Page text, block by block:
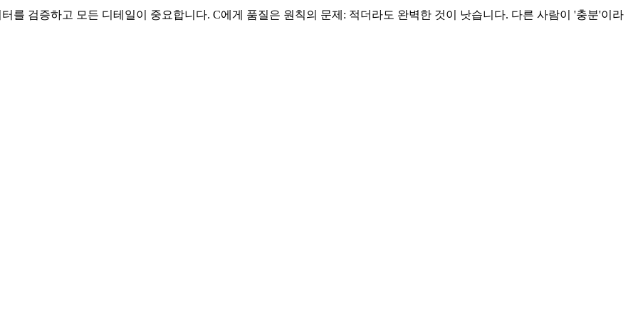
를 검증하고 모든 디테일이 중요합니다. C에게 품질은 원칙의 문제: 적더라도 완벽한 것이 낫습니다. 다른 사람이 '충분'이라